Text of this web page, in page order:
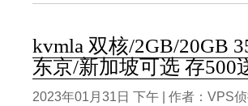
kvmla 双核/2GB/20GB
东京/新加坡可选 存500
2023年01月31日 下午 | 作者：VPS